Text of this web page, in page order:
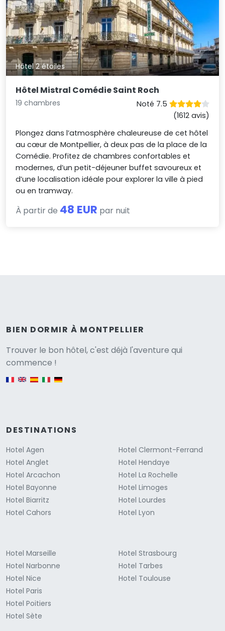
Hôtel 2 étoiles
Hôtel Mistral Comédie Saint Roch
19 chambres
Noté 7.5
(1612 avis)
Plongez dans l’atmosphère chaleureuse de cet hôtel
au cœur de Montpellier, à deux pas de la place de la
Comédie. Profitez de chambres confortables et
modernes, d’un petit-déjeuner buffet savoureux et
d’une localisation idéale pour explorer la ville à pied
ou en tramway.
À partir de 48 EUR par nuit
BIEN DORMIR À MONTPELLIER
Trouver le bon hôtel, c'est déjà l'aventure qui
commence !
DESTINATIONS
Hotel Agen
Hotel Anglet
Hotel Arcachon
Hotel Bayonne
Hotel Biarritz
Hotel Cahors
Hotel Clermont-Ferrand
Hotel Hendaye
Hotel La Rochelle
Hotel Limoges
Hotel Lourdes
Hotel Lyon
Hotel Marseille
Hotel Narbonne
Hotel Nice
Hotel Paris
Hotel Poitiers
Hotel Sète
Hotel Strasbourg
Hotel Tarbes
Hotel Toulouse